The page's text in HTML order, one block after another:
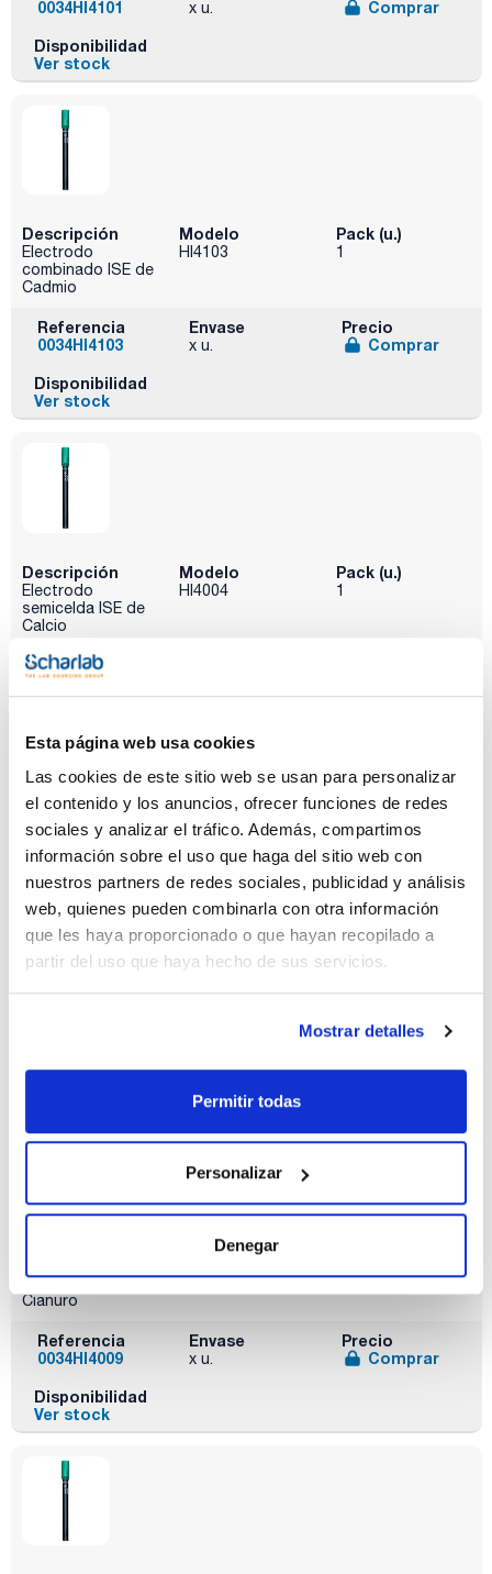
Esta página web usa cookies
Las cookies de este sitio web se usan para personalizar
el contenido y los anuncios, ofrecer funciones de redes
sociales y analizar el tráfico. Además, compartimos
información sobre el uso que haga del sitio web con
nuestros partners de redes sociales, publicidad y análisis
web, quienes pueden combinarla con otra información
que les haya proporcionado o que hayan recopilado a
partir del uso que haya hecho de sus servicios.
Mostrar detalles
Permitir todas
Personalizar
Denegar
0034HI4101
x u.
Comprar
Disponibilidad
Ver stock
Descripción
Electrodo
combinado ISE de
Cadmio
Modelo
HI4103
Pack (u.)
1
Referencia
0034HI4103
Envase
x u.
Precio
Comprar
Disponibilidad
Ver stock
Descripción
Electrodo
semicelda ISE de
Calcio
Modelo
HI4004
Pack (u.)
1
Referencia
0034HI4004
Ver stock
Descripción
Electrodo
combinado ISE de
Calcio
Modelo
HI4104
Pack (u.)
Comprar
Ver stock
semicelda ISE de
Cianuro
Modelo
Referencia
0034HI4009
Envase
x u.
Precio
Comprar
Disponibilidad
Ver stock